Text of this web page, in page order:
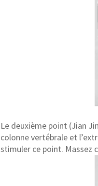
Le deuxième point (Jian
colonne vertébrale et
stimuler ce point. Massez